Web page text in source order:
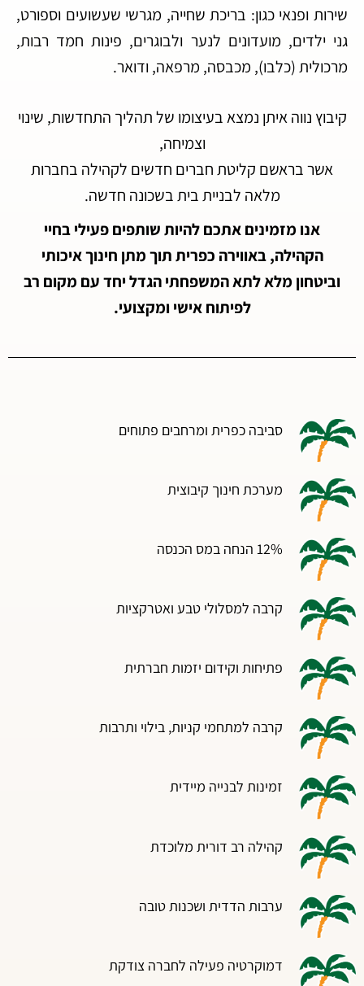
שירות ופנאי כגון: בריכת שחייה, מגרשי שעשועים וספורט,
גני ילדים, מועדונים לנער ולבוגרים, פינות חמד רבות,
מרכולית (כלבו), מכבסה, מרפאה, ודואר.
קיבוץ נווה איתן נמצא בעיצומו של תהליך התחדשות, שינוי
וצמיחה,
אשר בראשם קליטת חברים חדשים לקהילה בחברות
מלאה לבניית בית בשכונה חדשה.
אנו מזמינים אתכם להיות שותפים פעילי בחיי
הקהילה, באווירה כפרית תוך מתן חינוך איכותי
וביטחון מלא לתא המשפחתי הגדל יחד עם מקום רב
לפיתוח אישי ומקצועי.
סביבה כפרית ומרחבים פתוחים
מערכת חינוך קיבוצית
12% הנחה במס הכנסה
קרבה למסלולי טבע ואטרקציות
פתיחות וקידום יזמות חברתית
קרבה למתחמי קניות, בילוי ותרבות
זמינות לבנייה מיידית
קהילה רב דורית מלוכדת
ערבות הדדית ושכנות טובה
דמוקרטיה פעילה לחברה צודקת